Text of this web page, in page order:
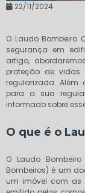
22/11/2024
O Laudo Bombeiro
segurança em
artigo,
proteção de vidas
regularizada. Além
para a sua
informado sobre
O que é o
O Laudo
Bombeiros) é um
um imóvel com as